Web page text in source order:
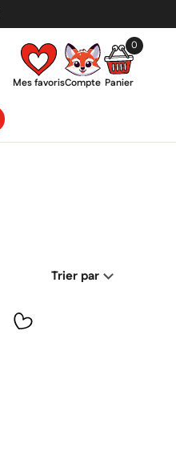
Mes favorisCompte
0
Panier
Trier par